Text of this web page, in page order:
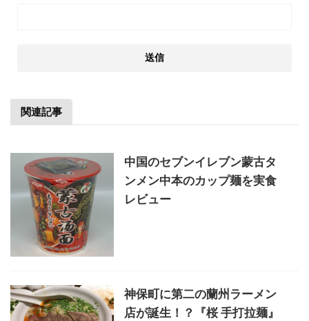
関連記事
中国のセブンイレブン蒙古タ
ンメン中本のカップ麺を実食
レビュー
神保町に第二の蘭州ラーメン
店が誕生！？『桜 手打拉麺』